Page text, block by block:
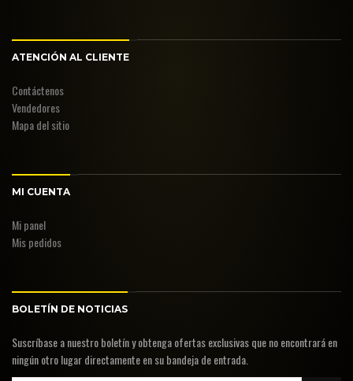
ATENCIÓN AL CLIENTE
Contáctenos
Vendedores
Mapa del sitio
MI CUENTA
Mi panel
Mis pedidos
BOLETÍN DE NOTICIAS
Suscríbase a nuestro boletín y obtenga ofertas exclusivas que no encontrará en
ningún otro lugar directamente en su bandeja de entrada.